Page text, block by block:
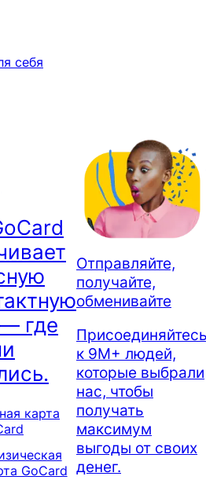
себя
где
карта
GoCard
Отправляйте,
получайте,
обменивайте
Присоединяйтесь
к 9М+ людей,
которые выбрали
нас, чтобы
получать
максимум
выгоды от своих
денег.